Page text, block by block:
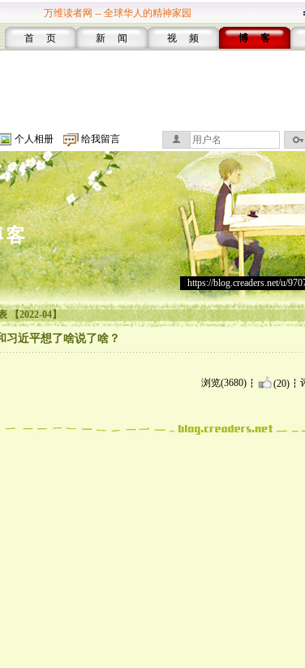
万维读者网 -- 全球华人的精神家园
首 页 新 闻 视 频 博 客
个人相册 给我留言
客
https://blog.creaders.net/u/
【2022-04】
习近平想了啥说了啥？
浏览(3680) (20)